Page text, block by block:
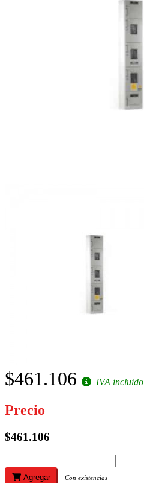
$461.106 IVA incluido
Precio
$461.106
Agregar Con existencias